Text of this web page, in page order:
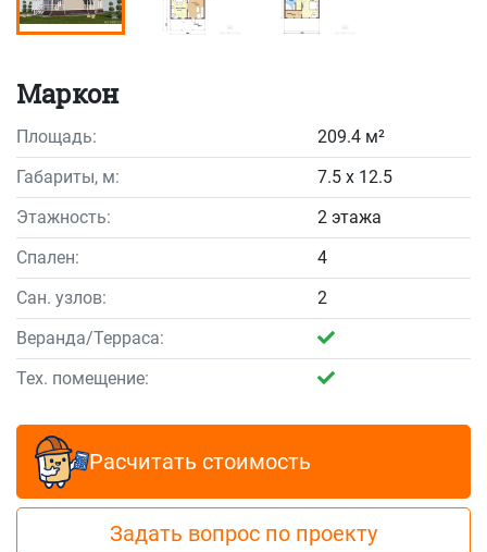
Маркон
Площадь:
209.4 м²
Габариты, м:
7.5 x 12.5
Этажность:
2 этажа
Спален:
4
Сан. узлов:
2
Веранда/Терраса:
Тех. помещение:
Расчитать стоимость
Задать вопрос по проекту